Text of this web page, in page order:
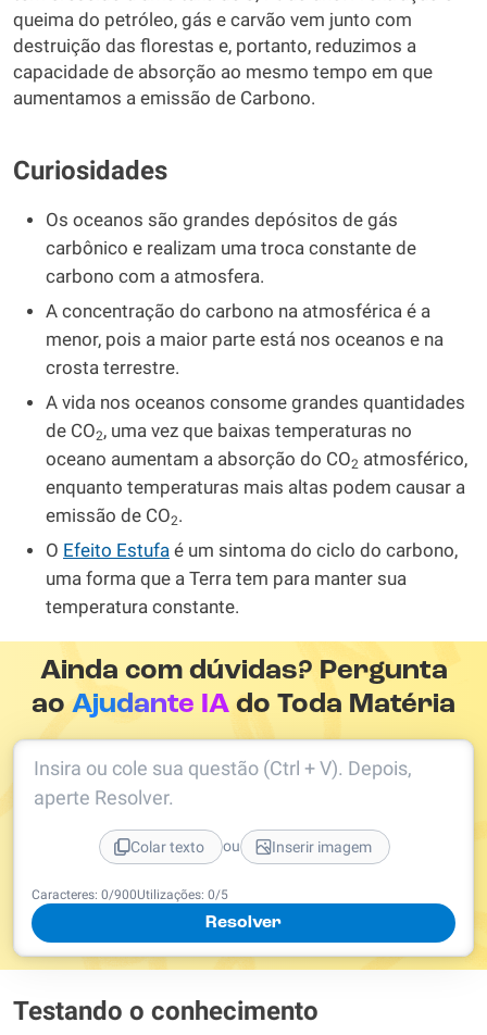
queima do petróleo, gás e carvão vem junto com
destruição das florestas e, portanto, reduzimos a
capacidade de absorção ao mesmo tempo em que
aumentamos a emissão de Carbono.
Curiosidades
Os oceanos são grandes depósitos de gás
carbônico e realizam uma troca constante de
carbono com a atmosfera.
A concentração do carbono na atmosférica é a
menor, pois a maior parte está nos oceanos e na
crosta terrestre.
A vida nos oceanos consome grandes quantidades
de CO2, uma vez que baixas temperaturas no
oceano aumentam a absorção do CO2 atmosférico,
enquanto temperaturas mais altas podem causar a
emissão de CO2.
O Efeito Estufa é um sintoma do ciclo do carbono,
uma forma que a Terra tem para manter sua
temperatura constante.
Ainda com dúvidas? Pergunta
aoAjudante IA do Toda Matéria
Caracteres: 0/900Utilizações: 0/5
Resolver
Insira ou cole sua questão (Ctrl + V). Depois,
aperte Resolver.
Colar texto ou Inserir imagem
Testando o conhecimento